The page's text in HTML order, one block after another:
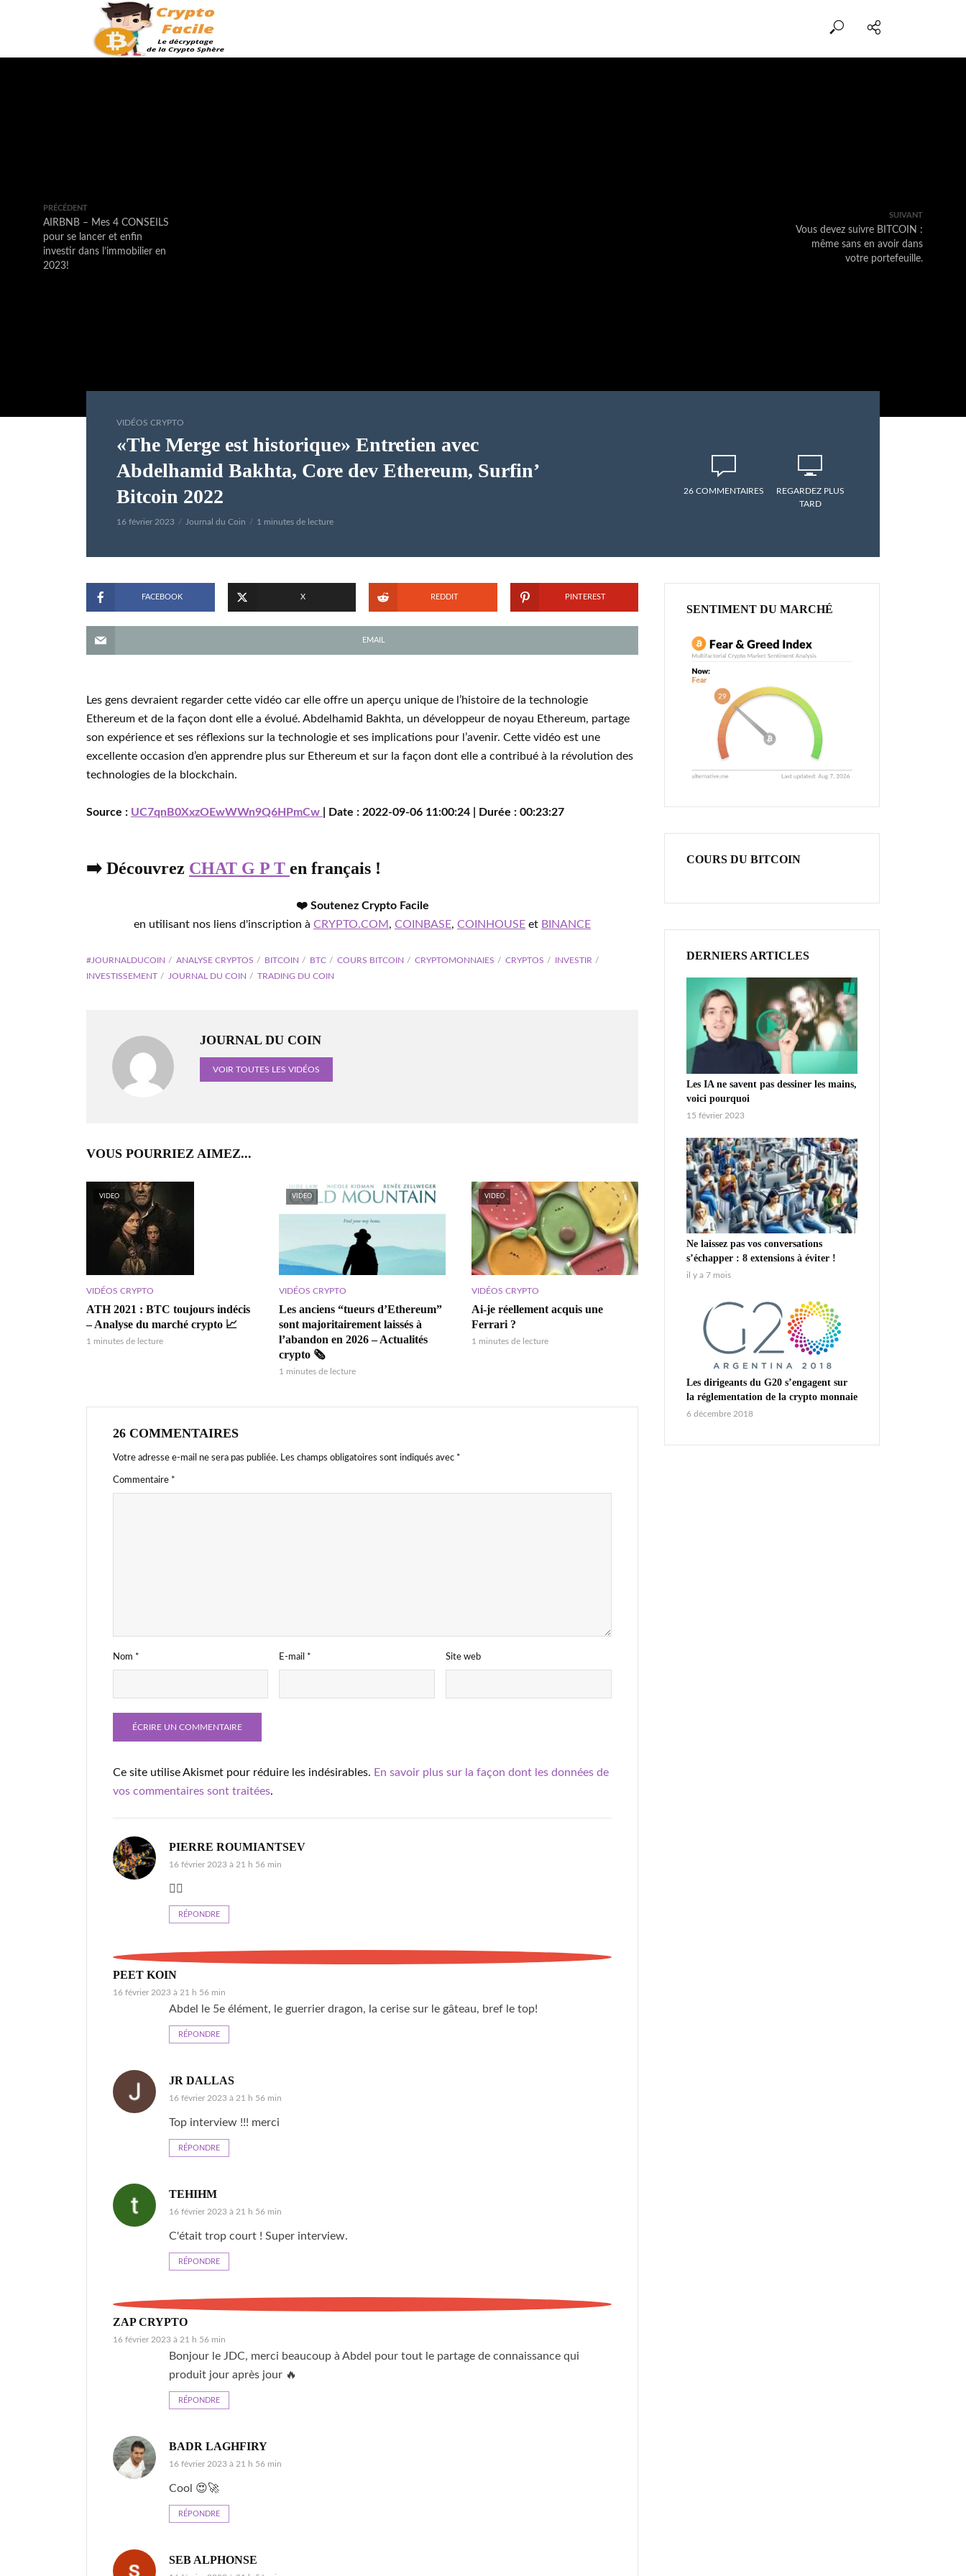
PRÉCÉDENT
AIRBNB – Mes 4 CONSEILS
pour se lancer et enfin
investir dans l’immobilier en
2023!
SUIVANT
Vous devez suivre BITCOIN :
même sans en avoir dans
votre portefeuille.
VIDÉOS CRYPTO
«The Merge est historique» Entretien avec
Abdelhamid Bakhta, Core dev Ethereum, Surfin’
Bitcoin 2022
16 février 2023 Journal du Coin 1 minutes de lecture
26 COMMENTAIRES
REGARDEZ PLUS
TARD
FACEBOOK X REDDIT PINTEREST
EMAIL
Les gens devraient regarder cette vidéo car elle offre un aperçu unique de l’histoire de la technologie
Ethereum et de la façon dont elle a évolué. Abdelhamid Bakhta, un développeur de noyau Ethereum, partage
son expérience et ses réflexions sur la technologie et ses implications pour l’avenir. Cette vidéo est une
excellente occasion d’en apprendre plus sur Ethereum et sur la façon dont elle a contribué à la révolution des
technologies de la blockchain.
Source : UC7qnB0XxzOEwWWn9Q6HPmCw | Date : 2022-09-06 11:00:24 | Durée : 00:23:27
➡️ Découvrez CHAT G P T en français !
❤️ Soutenez Crypto Facile
en utilisant nos liens d'inscription à CRYPTO.COM , COINBASE, COINHOUSE et BINANCE
#JOURNALDUCOIN ANALYSE CRYPTOS BITCOIN BTC COURS BITCOIN CRYPTOMONNAIES CRYPTOS
INVESTIR
INVESTISSEMENT
JOURNAL DU COIN TRADING DU COIN
JOURNAL DU COIN
VOIR TOUTES LES VIDÉOS
VOUS POURRIEZ AIMEZ...
VIDEO
VIDÉOS CRYPTO
ATH 2021 : BTC toujours indécis
– Analyse du marché crypto 📈
1 minutes de lecture
VIDEO
VIDÉOS CRYPTO
Les anciens “tueurs d’Ethereum”
sont majoritairement laissés à
l’abandon en 2026 – Actualités
crypto 🗞️
1 minutes de lecture
VIDEO
VIDÉOS CRYPTO
Ai-je réellement acquis une
Ferrari ?
1 minutes de lecture
26 COMMENTAIRES
Votre adresse e-mail ne sera pas publiée. Les champs obligatoires sont indiqués avec *
Commentaire *
Nom * E-mail * Site web
Ce site utilise Akismet pour réduire les indésirables. En savoir plus sur la façon dont les données de
vos commentaires sont traitées.
PIERRE ROUMIANTSEV
16 février 2023 à 21 h 56 min
👍🏻
RÉPONDRE
PEET KOIN
16 février 2023 à 21 h 56 min
Abdel le 5e élément, le guerrier dragon, la cerise sur le gâteau, bref le top!
RÉPONDRE
JR DALLAS
16 février 2023 à 21 h 56 min
Top interview !!! merci
RÉPONDRE
TEHIHM
16 février 2023 à 21 h 56 min
C'était trop court ! Super interview.
RÉPONDRE
ZAP CRYPTO
16 février 2023 à 21 h 56 min
Bonjour le JDC, merci beaucoup à Abdel pour tout le partage de connaissance qui
produit jour après jour 🔥
RÉPONDRE
BADR LAGHFIRY
16 février 2023 à 21 h 56 min
Cool 😍🚀
RÉPONDRE
SEB ALPHONSE
SENTIMENT DU MARCHÉ
COURS DU BITCOIN
DERNIERS ARTICLES
Les IA ne savent pas dessiner les mains,
voici pourquoi
15 février 2023
Ne laissez pas vos conversations
s’échapper : 8 extensions à éviter !
il y a 7 mois
Les dirigeants du G20 s’engagent sur
la réglementation de la crypto monnaie
6 décembre 2018